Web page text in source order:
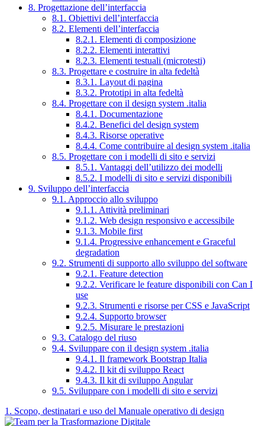
8. Progettazione dell’interfaccia
8.1. Obiettivi dell’interfaccia
8.2. Elementi dell’interfaccia
8.2.1. Elementi di composizione
8.2.2. Elementi interattivi
8.2.3. Elementi testuali (microtesti)
8.3. Progettare e costruire in alta fedeltà
8.3.1. Layout di pagina
8.3.2. Prototipi in alta fedeltà
8.4. Progettare con il design system .italia
8.4.1. Documentazione
8.4.2. Benefici del design system
8.4.3. Risorse operative
8.4.4. Come contribuire al design system .italia
8.5. Progettare con i modelli di sito e servizi
8.5.1. Vantaggi dell’utilizzo dei modelli
8.5.2. I modelli di sito e servizi disponibili
9. Sviluppo dell’interfaccia
9.1. Approccio allo sviluppo
9.1.1. Attività preliminari
9.1.2. Web design responsivo e accessibile
9.1.3. Mobile first
9.1.4. Progressive enhancement e Graceful
degradation
9.2. Strumenti di supporto allo sviluppo del software
9.2.1. Feature detection
9.2.2. Verificare le feature disponibili con Can I
use
9.2.3. Strumenti e risorse per CSS e JavaScript
9.2.4. Supporto browser
9.2.5. Misurare le prestazioni
9.3. Catalogo del riuso
9.4. Sviluppare con il design system .italia
9.4.1. Il framework Bootstrap Italia
9.4.2. Il kit di sviluppo React
9.4.3. Il kit di sviluppo Angular
9.5. Sviluppare con i modelli di sito e servizi
1. Scopo, destinatari e uso del Manuale operativo di design